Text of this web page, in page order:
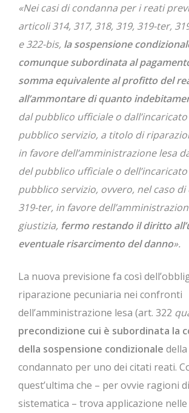
«Nei casi di condanna per i reati
articoli 314, 317, 318, 319, 319-ter,
e 322-bis, la sospensione
comunque subordinata al
somma equivalente al profitto del
all’ammontare di quanto
dal pubblico ufficiale o
pubblico servizio, a titolo di
in favore dell’amministrazione lesa
del pubblico ufficiale o
pubblico servizio, ovvero, nel caso di
319-ter, in favore
giustizia, fermo restando il diritto
eventuale risarcimento del danno».
La nuova previsione fa così
riparazione pecuniaria nei confronti
dell’amministrazione lesa (art. 322
precondizione cui è subordinata la
della sospensione condizionale
condannato per uno dei citati reati.
quest’ultima che – per ovvie ragioni
sistematica – trova applicazione nelle